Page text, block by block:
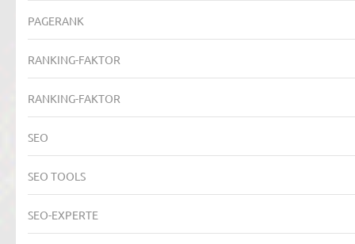
PAGERANK
RANKING-FAKTOR
RANKING-FAKTOR
SEO
SEO TOOLS
SEO-EXPERTE